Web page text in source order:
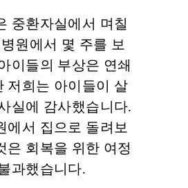
중환자실에서 며칠
원에서 몇 주를 보
이들의 부상은 연쇄
저희는 아이들이 살
실에 감사했습니다.
에서 집으로 돌려보
은 회복을 위한 여정
과했습니다.